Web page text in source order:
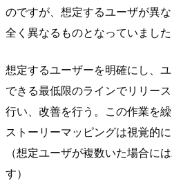
のですが、想定するユーザが異
全く異なるものとなっていました
想定するユーザーを明確にし、
できる最低限のラインでリリー
行い、改善を行う。この作業を
ストーリーマッピングは視覚的
（想定ユーザが複数いた場合に
す）